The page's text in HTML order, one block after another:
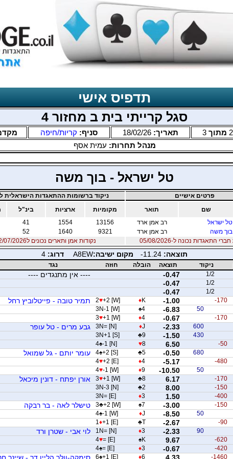
תדפיס אישי
סגל קרייתי בית ב מחזור 4
2 מתוך 3 תאריך: 18/02/26 סניף: קריות/חיפה
מנהל תחרות: עמית אסף
טל ישראל - בוך משה
פרטים אישיים
ניקוד ברשומות ההתאגדות הישראלית
שם תואר מקומיות ארציות בינ"ל
טל ישראל רב אמן ארד 13156
1554
41
בוך משה רב אמן ארד 9321
1640
52
התאגדות נכונה ל-05/08/2026
נקודות אמן ותארים נכונים ל12/07/2026
תוצאה: -11.24 מקום ישיבה:A8EW דרוג: 4
ניקוד תוצאה הובלה חוזה
נגד
1/2
-0.47 ---- אין מתנגדים ----
1/2
-0.47
1/2
-0.47
-170
-1.00
♦K
2♥+2 [W] תמיר טובה - פייטלוביץ רחל
50
-6.83
♠4
3N-1 [W]
-170
-0.67
♦4
3♥+1 [W]
600
-2.33
♦J
3N= [N] גבע מרים - טל עופר
430
-1.50
♣9
3N+1 [S]
-50
6.50
♥8
4♠-1 [N]
680
-0.50
♣5
4♠+2 [S] עומר יותם - גל שמואל
-480
-5.17
♦4
4♥+2 [E]
50
-10.50
♦9
4♥-1 [W]
-170
6.17
♣8
3♥+1 [W] אורן יפתח - דונין מיכאל
-150
8.00
♣2
3N-3 [N]
-400
1.50
♦3
3N= [E]
-150
-3.00
♠7
3♣+2 [W] טישלר לאה - בר רבקה
50
-8.50
♦J
4♠-1 [W]
-90
-2.67
♣T
1 ♦+1 [E]
90
-2.33
♦3
1N= [N] לוי אבי - שטרן ורד
-620
9.67
♠K
4♥= [E]
-420
-0.67
♦3
4♠= [E]
-1460
4.33
♦6
6♠+1 [E] סימקה-וולך הליין דר - שיינר